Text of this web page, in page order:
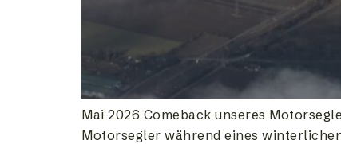
Mai 2026 Comeback unseres
Motorsegler während eines